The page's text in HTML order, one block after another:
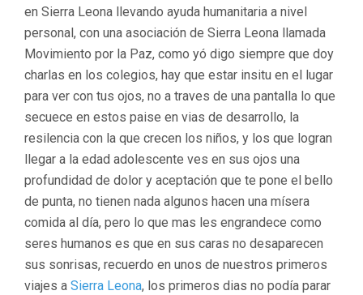
en Sierra Leona llevando ayuda humanitaria a nivel
personal, con una asociación de Sierra Leona llamada
Movimiento por la Paz, como yó digo siempre que doy
charlas en los colegios, hay que estar insitu en el lugar
para ver con tus ojos, no a traves de una pantalla lo que
secuece en estos paise en vias de desarrollo, la
resilencia con la que crecen los niños, y los que logran
llegar a la edad adolescente ves en sus ojos una
profundidad de dolor y aceptación que te pone el bello
de punta, no tienen nada algunos hacen una mísera
comida al día, pero lo que mas les engrandece como
seres humanos es que en sus caras no desaparecen
sus sonrisas, recuerdo en unos de nuestros primeros
viajes a Sierra Leona, los primeros dias no podía parar